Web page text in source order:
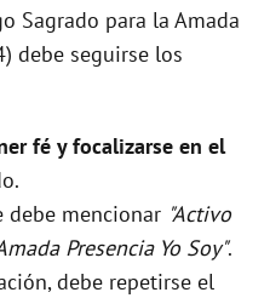
Sagrado para la Amada
debe seguirse los
fé y focalizarse en el
debe mencionar "Activo
Presencia Yo Soy".
debe repetirse el